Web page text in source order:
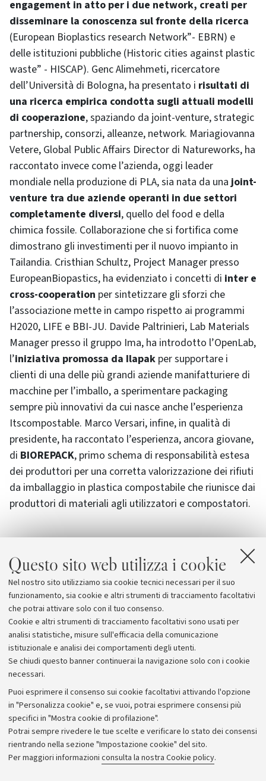
Questo sito web utilizza i cookie
Nel nostro sito utilizziamo sia cookie tecnici necessari per il suo
funzionamento, sia cookie e altri strumenti di tracciamento facoltativi
che potrai attivare solo con il tuo consenso.
Cookie e altri strumenti di tracciamento facoltativi sono usati per
analisi statistiche, misure sull'efficacia della comunicazione
istituzionale e analisi dei comportamenti degli utenti.
Se chiudi questo banner continuerai la navigazione solo con i cookie
necessari.
Puoi esprimere il consenso sui cookie facoltativi attivando l'opzione
in "Personalizza cookie" e, se vuoi, potrai esprimere consensi più
specifici in "Mostra cookie di profilazione".
Potrai sempre rivedere le tue scelte e verificare lo stato dei consensi
rientrando nella sezione "Impostazione cookie" del sito.
Per maggiori informazioni consulta la nostra Cookie policy.
engagement in atto per i due network, creati per
disseminare la conoscenza sul fronte della ricerca
(European Bioplastics research Network”- EBRN) e
delle istituzioni pubbliche (Historic cities against plastic
waste” - HISCAP). Genc Alimehmeti, ricercatore
dell’Università di Bologna, ha presentato i risultati di
una ricerca empirica condotta sugli attuali modelli
di cooperazione, spaziando da joint-venture, strategic
partnership, consorzi, alleanze, network. Mariagiovanna
Vetere, Global Public Affairs Director di Natureworks, ha
raccontato invece come l’azienda, oggi leader
mondiale nella produzione di PLA, sia nata da unajoint-
venture tra due aziende operanti in due settori
completamente diversi, quello del food e della
chimica fossile. Collaborazione che si fortifica come
dimostrano gli investimenti per il nuovo impianto in
Tailandia. Cristhian Schultz, Project Manager presso
EuropeanBiopastics, ha evidenziato i concetti di inter e
cross-cooperation per sintetizzare gli sforzi che
l’associazione mette in campo rispetto ai programmi
H2020, LIFE e BBI-JU. Davide Paltrinieri, Lab Materials
Manager presso il gruppo Ima, ha introdotto l’OpenLab,
l’iniziativa promossa da Ilapak per supportare i
clienti di una delle più grandi aziende manifatturiere di
macchine per l’imballo, a sperimentare packaging
sempre più innovativi da cui nasce anche l’esperienza
Itscompostable. Marco Versari, infine, in qualità di
presidente, ha raccontato l’esperienza, ancora giovane,
di BIOREPACK, primo schema di responsabilità estesa
dei produttori per una corretta valorizzazione dei rifiuti
da imballaggio in plastica compostabile che riunisce dai
produttori di materiali agli utilizzatori e compostatori.
transizione verso l'economia circolare vada oltre i
confini di una singola organizzazione e stimoli la
cooperazione tra diversi attori della filiera, in una logica
di decostruzione e ricostruzione delle catene del valore.
Archivio
Comunicati stampa
Redazione
Rassegna stampa